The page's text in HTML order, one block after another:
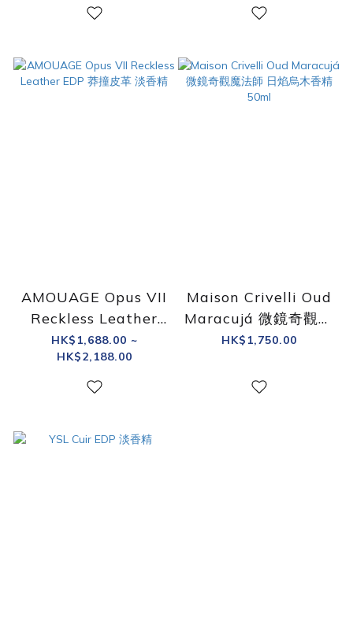
AMOUAGE Opus VII
Reckless Leather
EDP 莽撞皮革 淡香精
HK$1,688.00 ~
HK$2,188.00
Maison Crivelli Oud
Maracujá 微鏡奇觀魔
法師 日焰烏木香精
HK$1,750.00